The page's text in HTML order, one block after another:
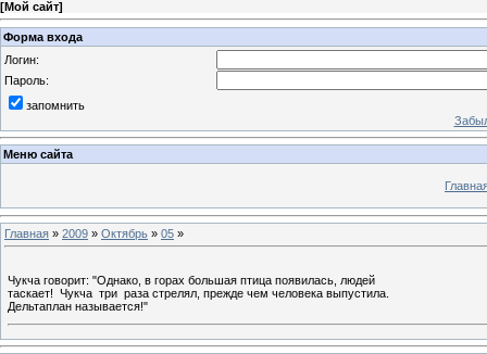
[Мой сайт]
Форма входа
Логин:
Пароль:
запомнить
Меню сайта
Главная » 2009 » Октябрь » 05 »
Чукча говорит: "Однако, в горах большая птица появилась, людей
таскает! Чукча три раза стрелял, прежде чем человека выпустила.
Дельтаплан называется!"